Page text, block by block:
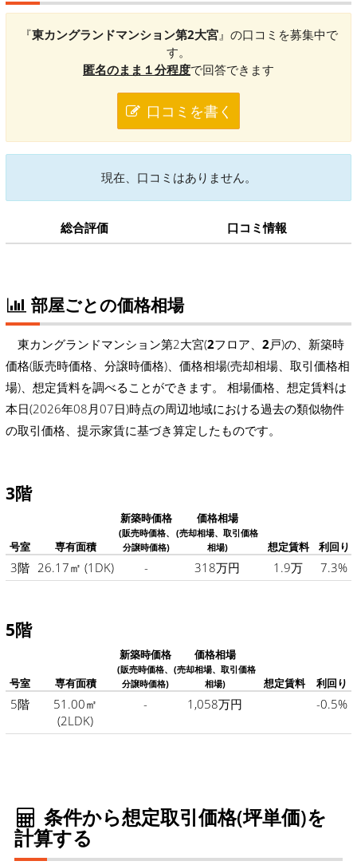
『東カングランドマンション第2大宮』の口コミを募集中で
す。
匿名のまま１分程度で回答できます
口コミを書く
現在、口コミはありません。
総合評価 口コミ情報
部屋ごとの価格相場
東カングランドマンション第2大宮(2フロア、 2戸)の、新築時
価格(販売時価格、分譲時価格)、価格相場(売却相場、取引価格相
場)、想定賃料を調べることができます。 相場価格、想定賃料は
本日(2026年08月07日)時点の周辺地域における過去の類似物件
の取引価格、提示家賃に基づき算定したものです。
3階
号室 専有面積
新築時価格
(販売時価格、
分譲時価格)
価格相場
(売却相場、取引価格
相場)
想定賃料 利回り
3階 26.17㎡ (1DK) - 318万円 1.9万 7.3%
5階
号室 専有面積
新築時価格
(販売時価格、
分譲時価格)
価格相場
(売却相場、取引価格
相場)
想定賃料 利回り
5階
51.00㎡
(2LDK)
- 1,058万円 -0.5%
条件から想定取引価格(坪単価)を
計算する